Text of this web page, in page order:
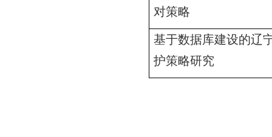
对策略
基于数据库建设的辽
护策略研究